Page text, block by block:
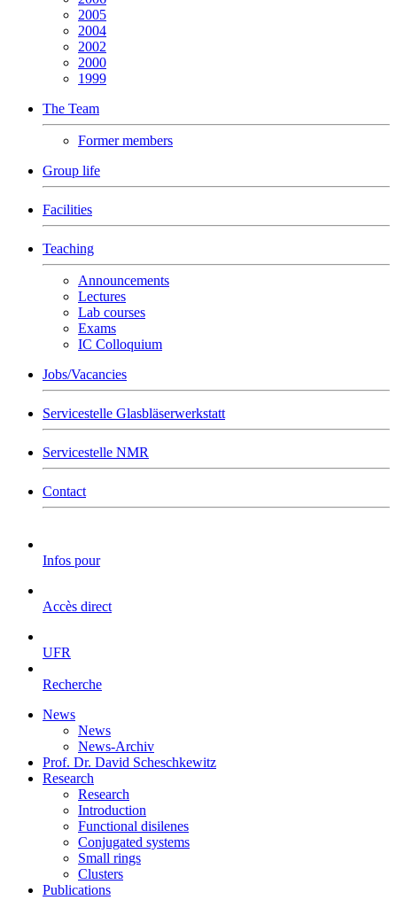
2005
2004
2002
2000
1999
The Team
Former members
Group life
Facilities
Teaching
Announcements
Lectures
Lab courses
Exams
IC Colloquium
Jobs/Vacancies
Servicestelle Glasbläserwerkstatt
Servicestelle NMR
Contact
Infos pour
Accès direct
UFR
Recherche
News
News
News-Archiv
Prof. Dr. David Scheschkewitz
Research
Research
Introduction
Functional disilenes
Conjugated systems
Small rings
Clusters
Publications